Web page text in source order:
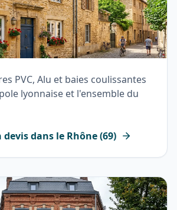
PVC, Alu et baies coulissantes
lyonnaise et l'ensemble du
dans le Rhône(69)